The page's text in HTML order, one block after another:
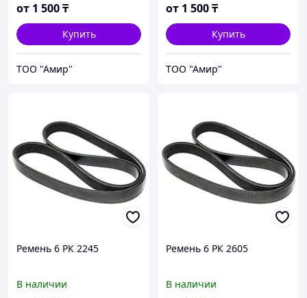
от 1 500₸
Купить
ТОО "Амир"
от 1 500₸
Купить
ТОО "Амир"
Ремень 6 РК 2245
В наличии
Ремень 6 РК 2605
В наличии